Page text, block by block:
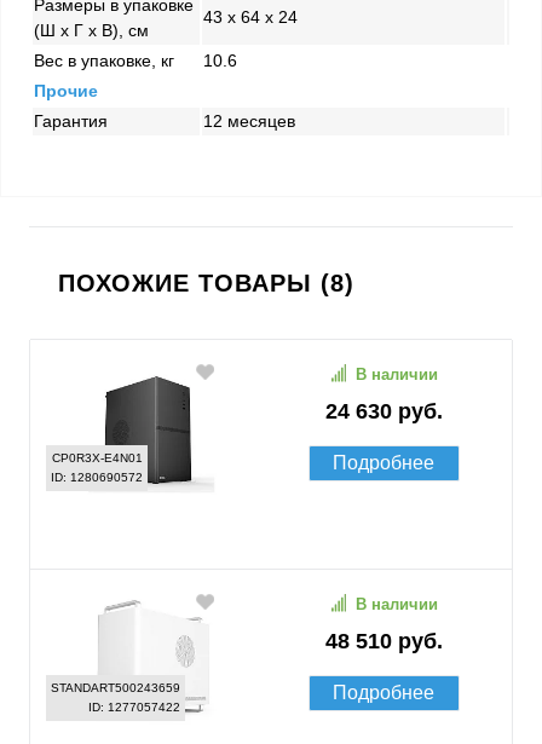
Размеры в упаковке
(Ш x Г x В), см
43 x 64 x 24
Вес в упаковке, кг
10.6
Прочие
Гарантия
12 месяцев
ПОХОЖИЕ ТОВАРЫ (8)
CP0R3X-E4N01
ID: 1280690572
24 630 руб.
В наличии
Подробнее
STANDART500243659
ID: 1277057422
48 510 руб.
В наличии
Подробнее